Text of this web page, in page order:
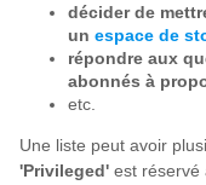
décider de
un espace de
répondre aux
abonnés à
etc.
Une liste peut avoir
'Privileged' est réservé